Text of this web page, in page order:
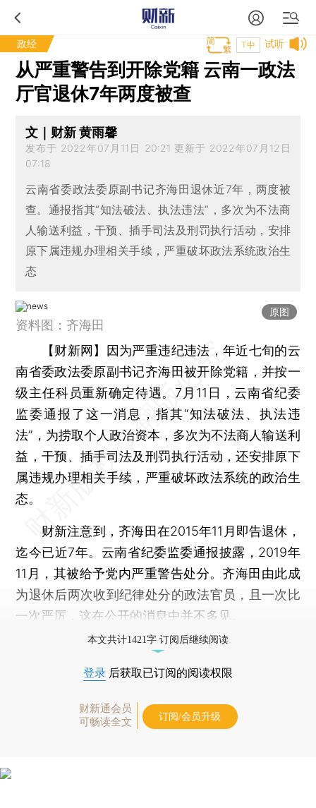
政经 试听
T中
从严重警告到开除党籍 云南一政法
厅官退休7年两度被查
文｜财新 黄雨馨
发布于 2022年07月11日 20:21 更新于 2022年07月12日
07:18
云南省委政法委原副书记齐海田退休近7年，两度被
查。通报指其“知法破法、执法违法”，多次为不法商
人输送利益，干预、插手司法及刑罚执行活动，安排
原下属违规办理相关手续，严重破坏政法系统政治生
态
原图
资料图：齐海田
【财新网】
因为严重违纪违法，年近七旬的云
南省委政法委原副书记齐海田被开除党籍，并按一
级主任科员重新确定待遇。7月11日，云南省纪委
监委通报了这一消息，指其“知法破法、执法违
法”，为捞取个人政治资本，多次为不法商人输送利
益，干预、插手司法及刑罚执行活动，还安排原下
属违规办理相关手续，严重破坏政法系统的政治生
态。
财新注意到，齐海田在2015年11月即告退休，
迄今已近7年。云南省纪委监委通报披露，2019年
11月，其被给予党内严重警告处分。齐海田由此成
为退休后两次收到纪律处分的政法官员，且一次比
一次严厉，这在公开的消息中并不多见。
本文共计1421字 订阅后继续阅读
登录 后获取已订阅的阅读权限
财新通会员
可畅读全文
订阅/会员升级